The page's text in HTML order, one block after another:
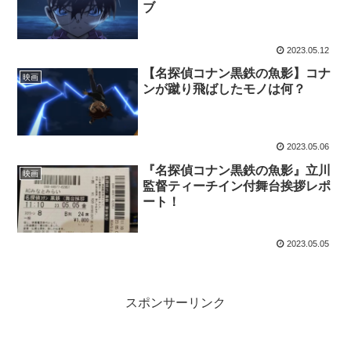
ブ
2023.05.12
映画
【名探偵コナン黒鉄の魚影】コナ
ンが蹴り飛ばしたモノは何？
2023.05.06
映画
『名探偵コナン黒鉄の魚影』立川
監督ティーチイン付舞台挨拶レポ
ート！
2023.05.05
スポンサーリンク